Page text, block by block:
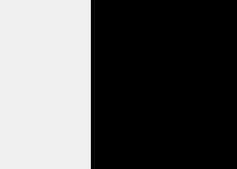
能になりました！